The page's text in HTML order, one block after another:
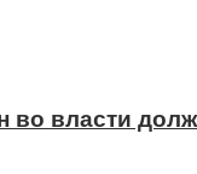
во власти